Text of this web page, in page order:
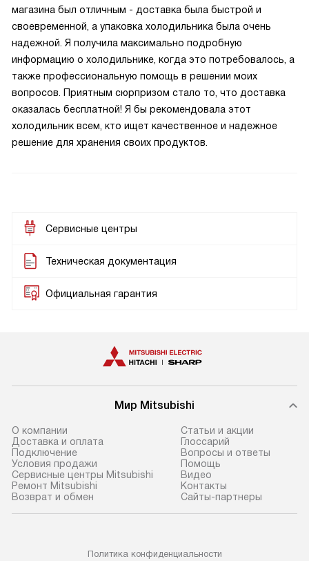
магазина был отличным - доставка была быстрой и
своевременной, а упаковка холодильника была очень
надежной. Я получила максимально подробную
информацию о холодильнике, когда это потребовалось, а
также профессиональную помощь в решении моих
вопросов. Приятным сюрпризом стало то, что доставка
оказалась бесплатной! Я бы рекомендовала этот
холодильник всем, кто ищет качественное и надежное
решение для хранения своих продуктов.
Сервисные центры
Техническая документация
Официальная гарантия
Мир Mitsubishi
О компании
Доставка и оплата
Подключение
Условия продажи
Сервисные центры Mitsubishi
Ремонт Mitsubishi
Возврат и обмен
Статьи и акции
Глоссарий
Вопросы и ответы
Помощь
Видео
Контакты
Сайты-партнеры
Политика конфиденциальности